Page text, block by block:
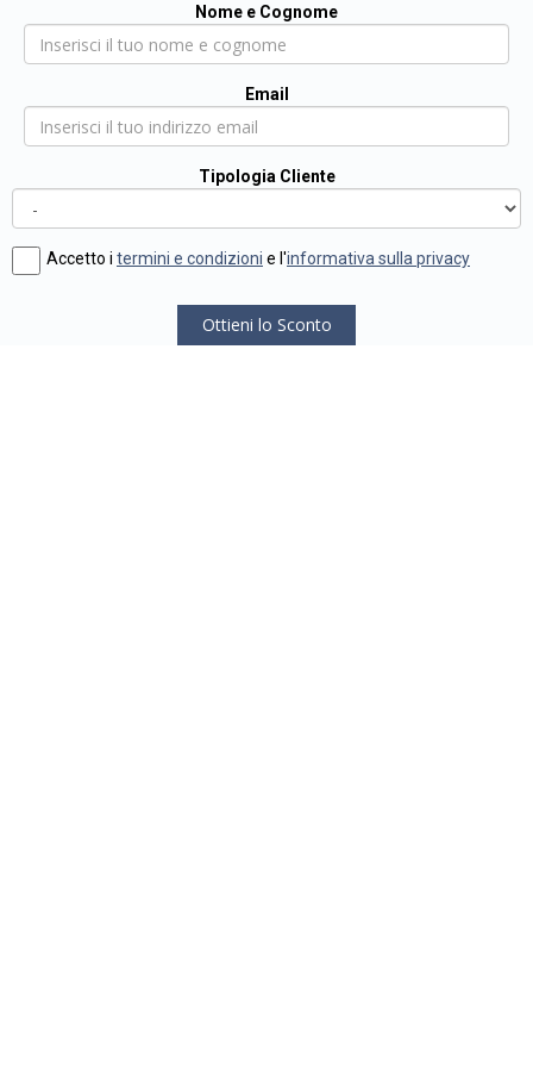
Nome e Cognome
Email
Tipologia Cliente
Accetto i termini e condizioni e l'informativa sulla privacy
Ottieni lo Sconto